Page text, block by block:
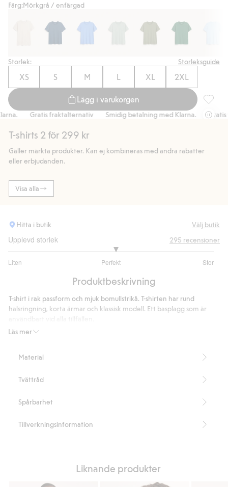
Färg:Mörkgrå / enfärgad
Storlek: Storleksguide
XS S M L XL 2XL
Lägg i varukorgen
Gratis fraktalternativ Smidig betalning med Klarna. Gratis
T-shirts 2 för 299 kr
Gäller märkta produkter. Kan ej kombineras med andra rabatter
eller erbjudanden.
Visa alla
Hitta i butik Välj butik
Upplevd storlek
Liten Perfekt Stor
utav
228
betyg
295 recensioner
Produktbeskrivning
Läs mer
T-shirt i rak passform och mjuk bomullstrikå. T-shirten har rund
halsringning, korta ärmar och klassisk modell. Ett basplagg som är
Rak passform
Midweight 180 gsm
Innehåller 100% organic in-conversion bomull
Organic cotton In-conversion- GOTS
Material
Tvättråd
Spårbarhet
Tillverkningsinformation
Liknande produkter